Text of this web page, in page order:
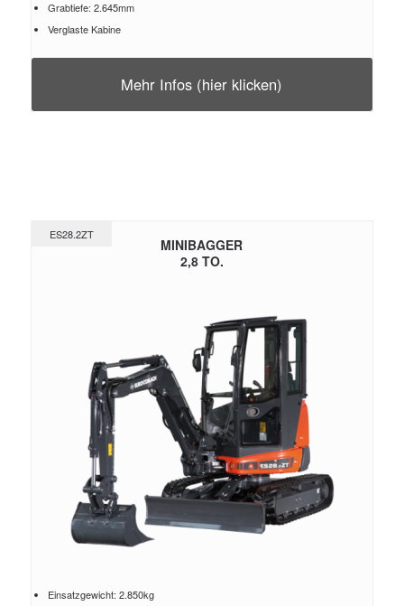
Grabtiefe: 2.645mm
Verglaste Kabine
Mehr Infos (hier klicken)
ES28.2ZT
MINIBAGGER
2,8 TO.
Einsatzgewicht: 2.850kg